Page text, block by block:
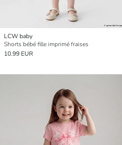
LCW baby
Shorts bébé fille imprimé fraises
10.99 EUR